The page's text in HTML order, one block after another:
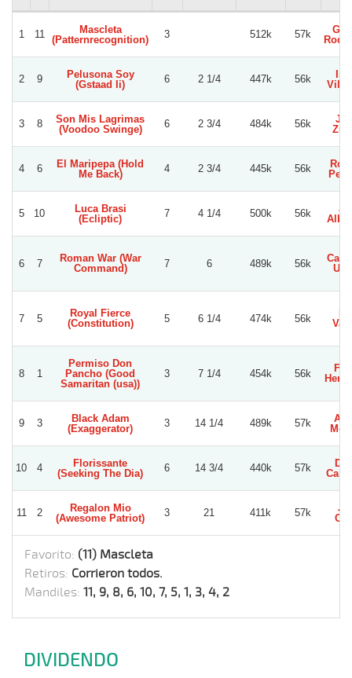
1 11
Mascleta
(Patternrecognition)
3 512k 57k
2 9
Pelusona Soy
(Gstaad Ii)
6 2 1/4 447k 56k
3 8
Son Mis Lagrimas
(Voodoo Swinge)
6 2 3/4 484k 56k
4 6
El Maripepa (Hold
Me Back)
4 2 3/4 445k 56k
5 10
Luca Brasi
(Ecliptic)
7 4 1/4 500k 56k
6 7
Roman War (War
Command)
7 6 489k 56k
7 5
Royal Fierce
(Constitution)
5 6 1/4 474k 56k
8 1
Permiso Don
Pancho (Good
Samaritan (usa))
3 7 1/4 454k 56k
9 3
Black Adam
(Exaggerator)
3 14 1/4 489k 57k
10 4
Florissante
(Seeking The Dia)
6 14 3/4 440k 57k
11 2
Regalon Mio
(Awesome Patriot)
3 21 411k 57k
Favorito: (11) Mascleta
Retiros: Corrieron todos.
Mandiles: 11, 9, 8, 6, 10, 7, 5, 1, 3, 4, 2
DIVIDENDO